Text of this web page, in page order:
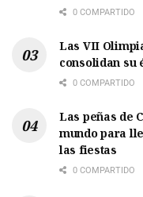
0 COMPARTIDO
Las VII
consolidan su
0 COMPARTIDO
Las peñas de
mundo para
las fiestas
0 COMPARTIDO